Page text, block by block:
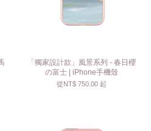
「獨家設計款」風景系列 - 春日櫻
の富士 | iPhone手機殼
從NT$ 750.00 起